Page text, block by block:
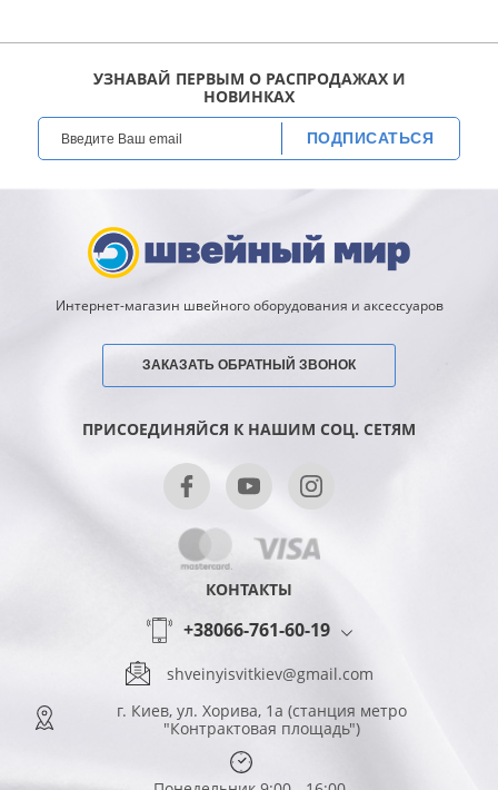
УЗНАВАЙ ПЕРВЫМ О РАСПРОДАЖАХ И
НОВИНКАХ
ПОДПИСАТЬСЯ
Интернет-магазин швейного оборудования и аксессуаров
ЗАКАЗАТЬ ОБРАТНЫЙ ЗВОНОК
ПРИСОЕДИНЯЙСЯ К НАШИМ СОЦ. СЕТЯМ
КОНТАКТЫ
+38066-761-60-19
shveinyisvitkiev@gmail.com
г. Киев, ул. Хорива, 1а (станция метро
"Контрактовая площадь")